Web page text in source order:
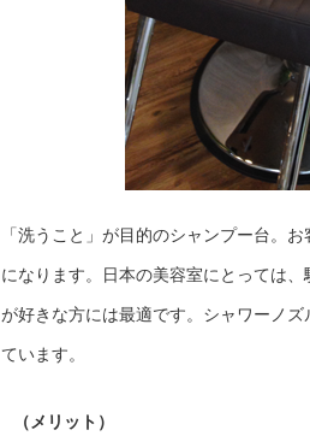
「洗うこと」が目的のシャンプー台。
になります。日本の美容室にとっては
が好きな方には最適です。シャワーノ
ています。
（メリット）